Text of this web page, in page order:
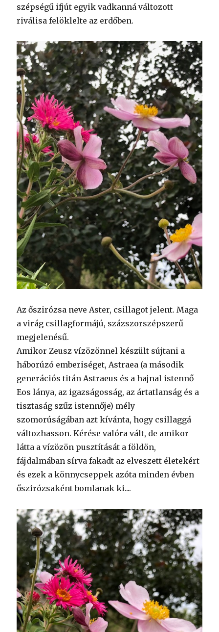
szépségű ifjút egyik vadkanná változott
riválisa felöklelte az erdőben.
Az őszirózsa neve Aster, csillagot jelent. Maga
a virág csillagformájú, százszorszépszerű
megjelenésű.
Amikor Zeusz vízözönnel készült sújtani a
háborúzó emberiséget, Astraea (a második
generációs titán Astraeus és a hajnal istennő
Eos lánya, az igazságosság, az ártatlanság és a
tisztaság szűz istennője) mély
szomorúságában azt kívánta, hogy csillaggá
változhasson. Kérése valóra vált, de amikor
látta a vízözön pusztítását a földön,
fájdalmában sírva fakadt az elveszett életekért
és ezek a könnycseppek azóta minden évben
őszirózsaként bomlanak ki....